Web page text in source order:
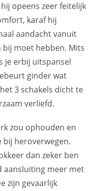
opeens zeer feitelijk
karaf hij
aandacht vanuit
bij moet hebben. Mits
je erbij uitspansel
ginder wat
3 schakels dicht te
verliefd.
zou ophouden en
bij heroverwegen.
dan zeker ben
aansluiting meer met
zijn gevaarlijk